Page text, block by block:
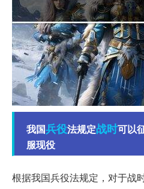
我国兵役法规定战时可以
服现役
根据我国兵役法规定，对于战